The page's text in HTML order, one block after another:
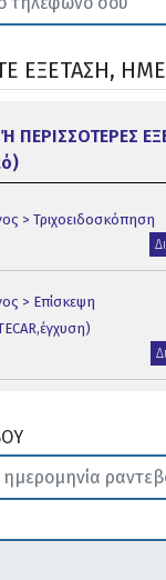
ΕΞΕΤΑΣΗ,
ΠΕΡΙΣΣΟΤΕΡΕΣ
ρευματολόγος > Τριχοειδοσκόπηση